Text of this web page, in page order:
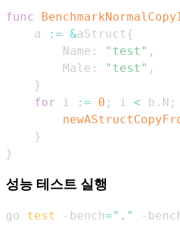
func
    a
:= &aStruct {
        Name
: "test" ,
        Male
: "test" ,
}
for i := 0 ; i < b . N ;
}
}
성능 테스트 실행
go test -bench="." -